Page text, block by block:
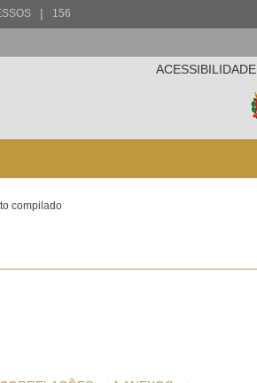
| 156
ACESSIBILIDADE
compilado